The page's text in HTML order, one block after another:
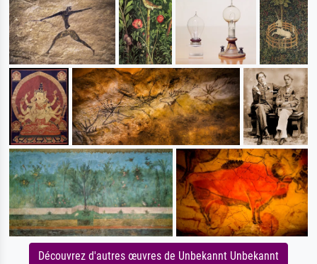
Découvrez d'autres œuvres de Unbekannt Unbekannt